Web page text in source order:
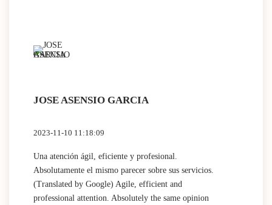
JOSE ASENSIO GARCIA
2023-11-10 11:18:09
Una atención ágil, eficiente y profesional.
Absolutamente el mismo parecer sobre sus servicios.
(Translated by Google) Agile, efficient and
professional attention. Absolutely the same opinion